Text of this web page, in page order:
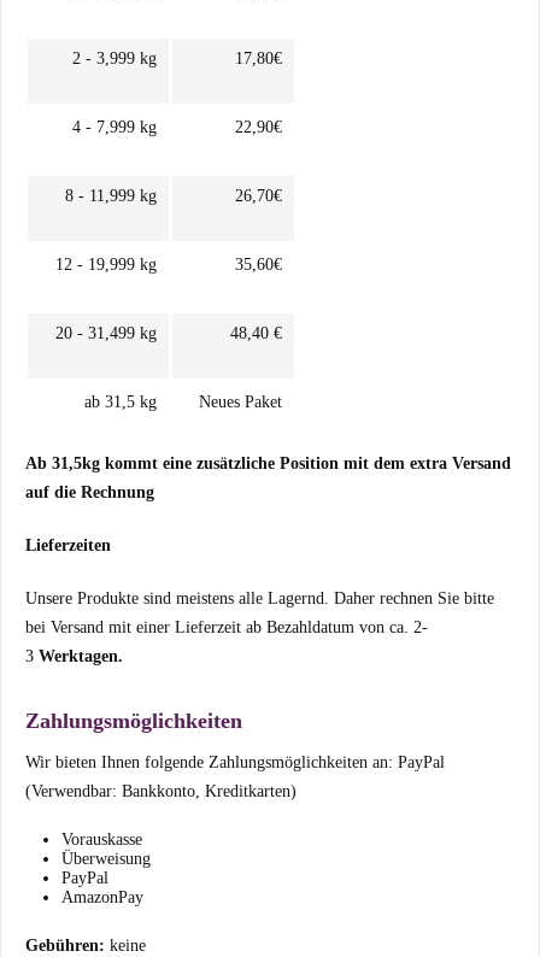
2 - 3,999 kg 17,80€
4 - 7,999 kg 22,90€
8 - 11,999 kg 26,70€
12 - 19,999 kg 35,60€
20 - 31,499 kg 48,40 €
ab 31,5 kg Neues Paket
Ab 31,5kg kommt eine zusätzliche Position mit dem extra Versand
auf die Rechnung
Lieferzeiten
Unsere Produkte sind meistens alle Lagernd. Daher rechnen Sie bitte
bei Versand mit einer Lieferzeit ab Bezahldatum von ca. 2-
3 Werktagen.
Zahlungsmöglichkeiten
Wir bieten Ihnen folgende Zahlungsmöglichkeiten an: PayPal
(Verwendbar: Bankkonto, Kreditkarten)
Vorauskasse
Überweisung
PayPal
AmazonPay
Gebühren: keine